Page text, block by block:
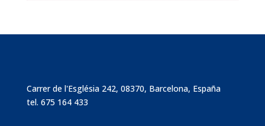
Carrer de l'Església 242, 08370, Barcelona, España
tel. 675 164 433